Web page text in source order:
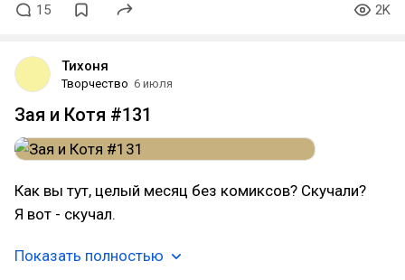
15 2K
Тихоня
Творчество 6 июля
Зая и Котя #131
Как вы тут, целый месяц без комиксов? Скучали?
Я вот - скучал.
Показать полностью